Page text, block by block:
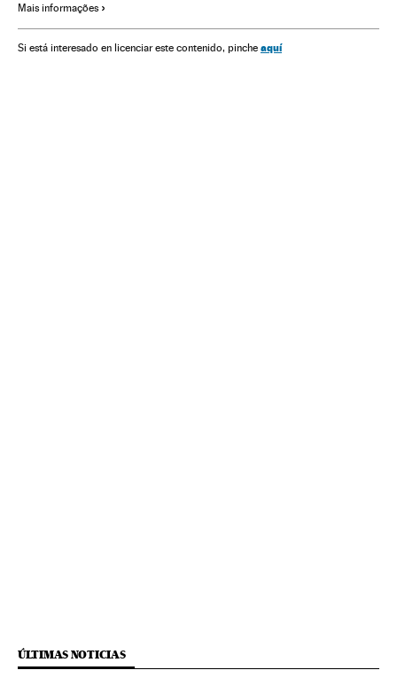
Organizações internacionais
Relações exteriores Mísseis Armamento Defesa
Mais informações
Si está interesado en licenciar este contenido, pinche aquí
ÚLTIMAS NOTICIAS